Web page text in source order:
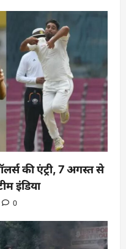
की एंट्री, 7 अगस्त से
इंडिया
0